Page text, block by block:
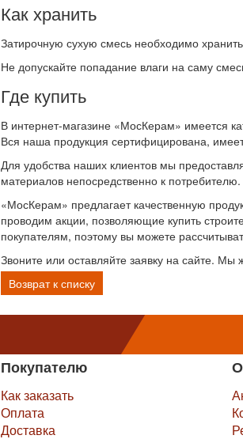
Как хранить
Затирочную сухую смесь необходимо
Не допускайте попадание влаги на саму
Где купить
В интернет-магазине «МосКерам» имеется
Вся наша продукция сертифицирована,
Для удобства наших клиентов мы
материалов непосредственно к потребителю.
«МосКерам» предлагает качественную
проводим акции, позволяющие купить
покупателям, поэтому вы можете
Звоните или оставляйте заявку на сайте. Мы
Возврат к списку
Покупателю
Как заказать
Оплата
Доставка